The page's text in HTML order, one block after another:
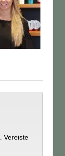
Vereiste